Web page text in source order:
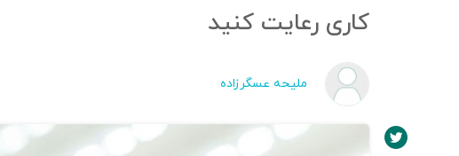
کاری رعایت کنید
ملیحه عسگرزاده